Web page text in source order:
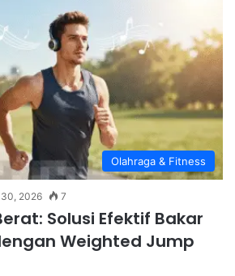
Olahraga & Fitness
2026 7
Solusi Efektif Bakar
Weighted Jump